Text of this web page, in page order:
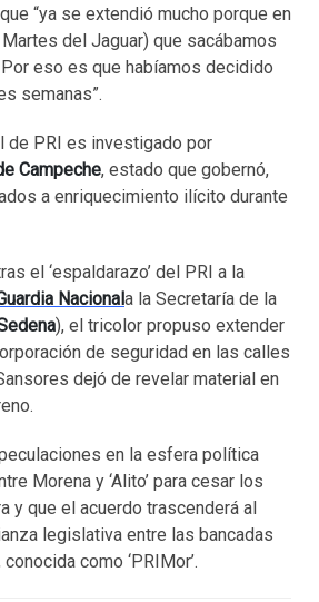
“ya se extendió mucho porque en
del Jaguar) que sacábamos
eso es que habíamos decidido
semanas”.
de PRI es investigado por
Campeche, estado que gobernó,
a enriquecimiento ilícito durante
el ‘espaldarazo’ del PRI a la
Nacional a la Secretaría de la
), el tricolor propuso extender
de seguridad en las calles
dejó de revelar material en
en la esfera política
Morena y ‘Alito’ para cesar los
y que el acuerdo trascenderá al
legislativa entre las bancadas
como ‘PRIMor’.